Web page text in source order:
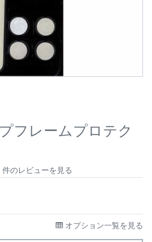
フレームプロテク
件のレビューを見る
オプション一覧を見る